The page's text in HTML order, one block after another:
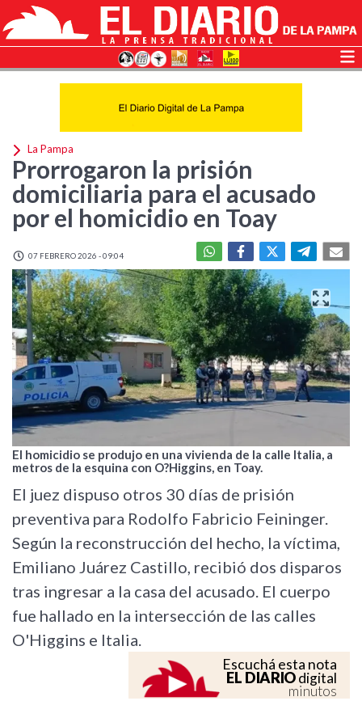
La Pampa
Prorrogaron la prisión
domiciliaria para el acusado
por el homicidio en Toay
07 FEBRERO 2026 - 09:04
El homicidio se produjo en una vivienda de la calle Italia, a
metros de la esquina con O?Higgins, en Toay.
El juez dispuso otros 30 días de prisión
preventiva para Rodolfo Fabricio Feininger.
Según la reconstrucción del hecho, la víctima,
Emiliano Juárez Castillo, recibió dos disparos
tras ingresar a la casa del acusado. El cuerpo
fue hallado en la intersección de las calles
O'Higgins e Italia.
Escuchá esta nota
EL DIARIOdigital
minutos